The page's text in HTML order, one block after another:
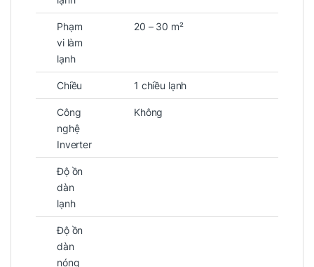
Phạm
vi làm
lạnh
20 – 30 m²
Chiều 1 chiều lạnh
Công
nghệ
Inverter
Không
Độ ồn
dàn
lạnh
Độ ồn
dàn
nóng